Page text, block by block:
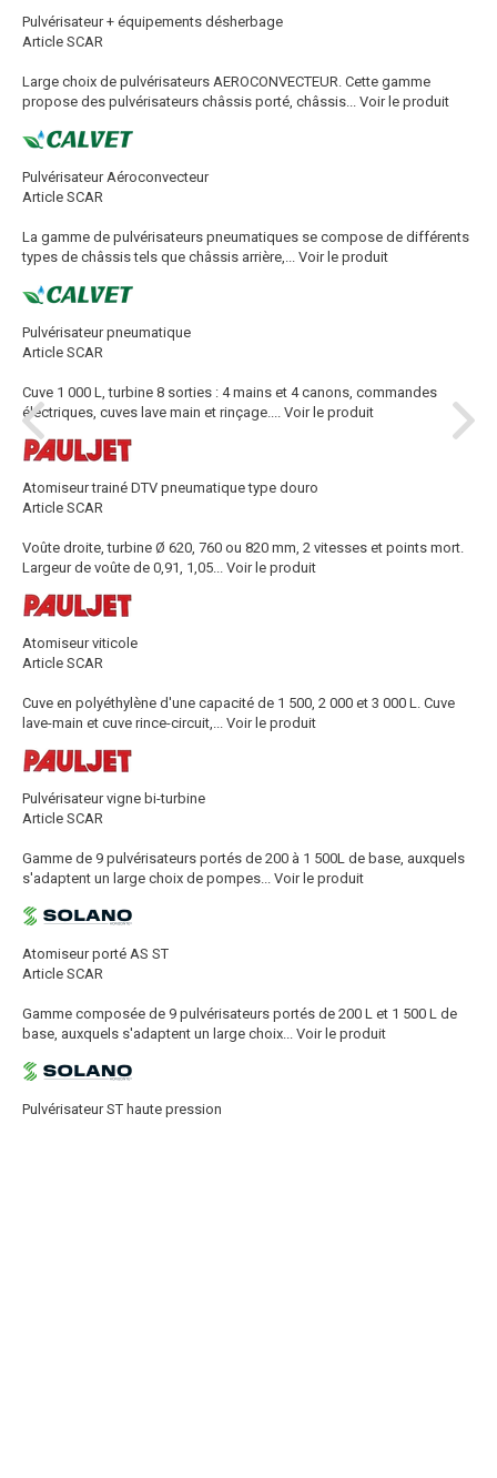
Pulvérisateur + équipements désherbage
Article SCAR
Large choix de pulvérisateurs AEROCONVECTEUR. Cette gamme
propose des pulvérisateurs châssis porté, châssis...
Voir le produit
Pulvérisateur Aéroconvecteur
Article SCAR
La gamme de pulvérisateurs pneumatiques se compose de différents
types de châssis tels que châssis arrière,...
Voir le produit
Pulvérisateur pneumatique
Article SCAR
Cuve 1 000 L, turbine 8 sorties : 4 mains et 4 canons, commandes
électriques, cuves lave main et rinçage....
Voir le produit
Atomiseur trainé DTV pneumatique type douro
Article SCAR
Voûte droite, turbine Ø 620, 760 ou 820 mm, 2 vitesses et points mort.
Largeur de voûte de 0,91, 1,05...
Voir le produit
Atomiseur viticole
Article SCAR
Cuve en polyéthylène d'une capacité de 1 500, 2 000 et 3 000 L. Cuve
lave-main et cuve rince-circuit,...
Voir le produit
Pulvérisateur vigne bi-turbine
Article SCAR
Gamme de 9 pulvérisateurs portés de 200 à 1 500L de base, auxquels
s'adaptent un large choix de pompes...
Voir le produit
Atomiseur porté AS ST
Article SCAR
Gamme composée de 9 pulvérisateurs portés de 200 L et 1 500 L de
base, auxquels s'adaptent un large choix...
Voir le produit
Pulvérisateur ST haute pression